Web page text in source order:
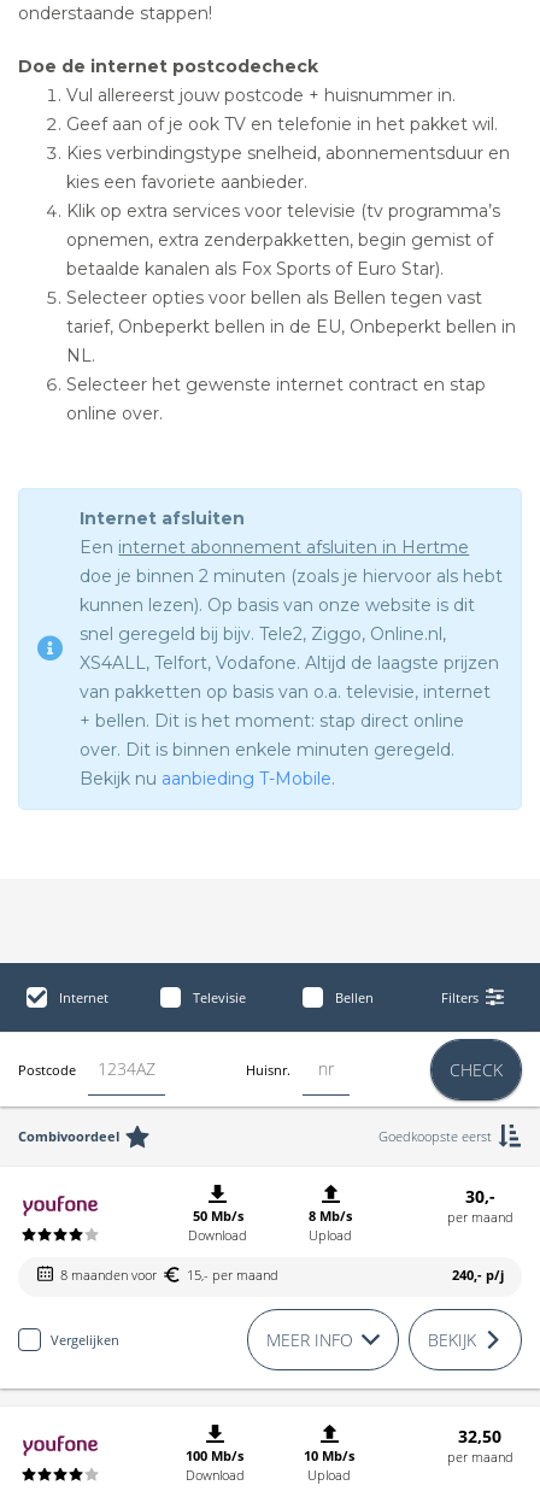
onderstaande stappen!
Doe de internet postcodecheck
Vul allereerst jouw postcode + huisnummer in.
Geef aan of je ook TV en telefonie in het pakket wil.
Kies verbindingstype snelheid, abonnementsduur en
kies een favoriete aanbieder.
Klik op extra services voor televisie (tv programma’s
opnemen, extra zenderpakketten, begin gemist of
betaalde kanalen als Fox Sports of Euro Star).
Selecteer opties voor bellen als Bellen tegen vast
tarief, Onbeperkt bellen in de EU, Onbeperkt bellen in
NL.
Selecteer het gewenste internet contract en stap
online over.
Internet afsluiten
Een internet abonnement afsluiten in Hertme
doe je binnen 2 minuten (zoals je hiervoor als hebt
kunnen lezen). Op basis van onze website is dit
snel geregeld bij bijv. Tele2, Ziggo, Online.nl,
XS4ALL, Telfort, Vodafone. Altijd de laagste prijzen
van pakketten op basis van o.a. televisie, internet
+ bellen. Dit is het moment: stap direct online
over. Dit is binnen enkele minuten geregeld.
Bekijk nu aanbieding T-Mobile.
Internet Televisie Bellen Filters
Postcode Huisnr. CHECK
Combivoordeel Goedkoopste eerst
50 Mb/s
Download
8 Mb/s
Upload
30,-
per maand
8 maanden voor 15,- per maand 240,- p/j
Vergelijken MEER INFO BEKIJK
100 Mb/s
Download
10 Mb/s
Upload
32,50
per maand